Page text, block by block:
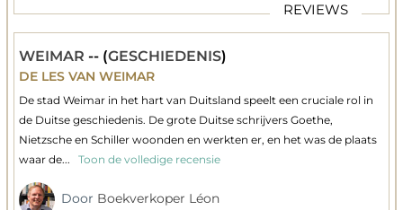
REVIEWS
WEIMAR-- (GESCHIEDENIS)
DE LES VAN WEIMAR
De stad Weimar in het hart van Duitsland speelt een cruciale rol in
de Duitse geschiedenis. De grote Duitse schrijvers Goethe,
Nietzsche en Schiller woonden en werkten er, en het was de plaats
waar de...Toon de volledige recensie
Door Boekverkoper Léon